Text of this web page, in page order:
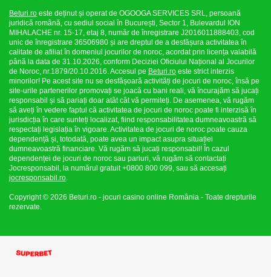
Beturi.ro este deținut și operat de OGOOGA SERVICES SRL, persoană
juridică română, cu sediul social în București, Sector 1, Bulevardul ION
MIHALACHE nr. 15-17, etaj 8, număr de înregistrare J2016011888403, cod
unic de înregistrare 36506980 și are dreptul de a desfășura activitatea în
calitate de afiliat în domeniul jocurilor de noroc, acordat prin licența valabilă
până la data de 31.10.2026, conform Deciziei Oficiului Național al Jocurilor
de Noroc, nr.1879/20.10.2016. Accesul pe Beturi.ro este strict interzis
minorilor! Pe acest site nu se desfășoară activități de jocuri de noroc, însă pe
site-urile partenerilor promovați se joacă cu bani reali, vă încurajăm să jucați
responsabil și să pariați doar atât cât vă permiteți. De asemenea, vă rugăm
să aveți în vedere faptul că activitatea de jocuri de noroc poate fi interzisă în
jurisdicția în care sunteți localizat, fiind responsabilitatea dumneavoastră să
respectați legislația în vigoare. Activitatea de jocuri de noroc poate cauza
dependență și, totodată, poate avea un impact asupra situației
dumneavoastră financiare. Vă rugăm să jucați responsabil! În cazul
dependenței de jocuri de noroc sau pariuri, vă rugăm să contactați
Jocresponsabil, la numărul gratuit +0800 800 099, sau să accesați
jocresponsabil.ro.
Copyright © 2026 Beturi.ro - jocuri casino online România - Toate drepturile
rezervate.